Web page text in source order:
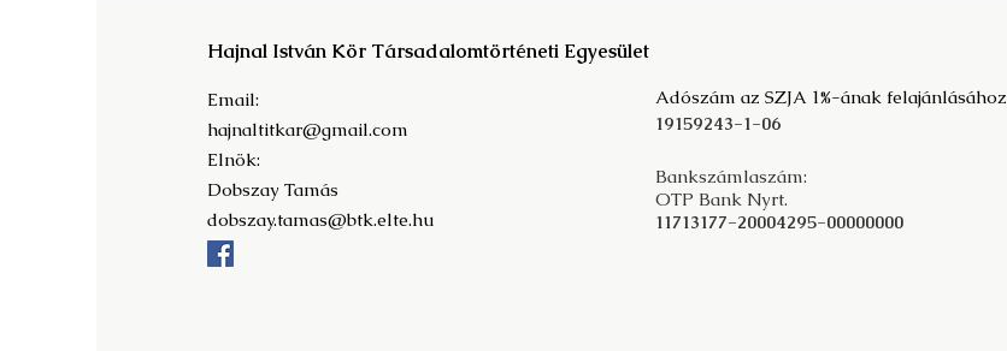
Hajnal István Kör Társadalomtörténeti Egyesület
Email:
hajnaltitkar@gmail.com
Elnök:
Dobszay Tamás
dobszay.tamas@btk.elte.hu
Adószám az SZJA 1%-ának felajánlásához
19159243-1-06
Bankszámlaszám:
OTP Bank Nyrt.
11713177-20004295-00000000